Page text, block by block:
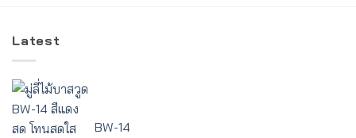
Latest
BW-14